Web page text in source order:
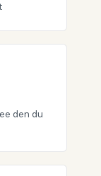
den du